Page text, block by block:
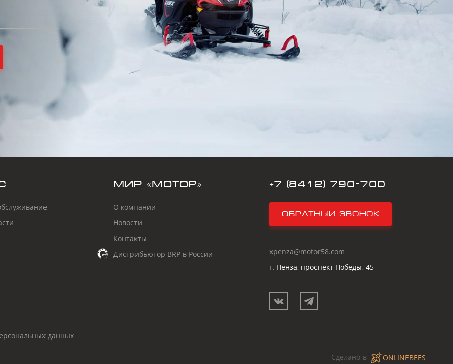
МИР «МОТОР»
О компании
Новости
Контакты
Дистрибьютор BRP в России
+7 (8412) 790-700
Обратный звонок
xpenza@motor58.com
г. Пенза, проспект Победы, 45
данных
Сделано в ONLINEBEES